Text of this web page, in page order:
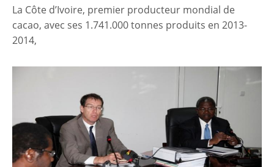
La Côte d’Ivoire, premier producteur mondial de
cacao, avec ses 1.741.000 tonnes produits en 2013-
2014,